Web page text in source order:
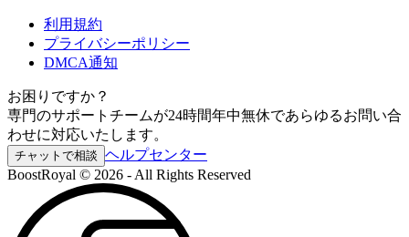
利用規約
プライバシーポリシー
DMCA通知
お困りですか？
専門のサポートチームが24時間年中無休であらゆるお問い合
わせに対応いたします。
チャットで相談 ヘルプセンター
BoostRoyal © 2026 - All Rights Reserved